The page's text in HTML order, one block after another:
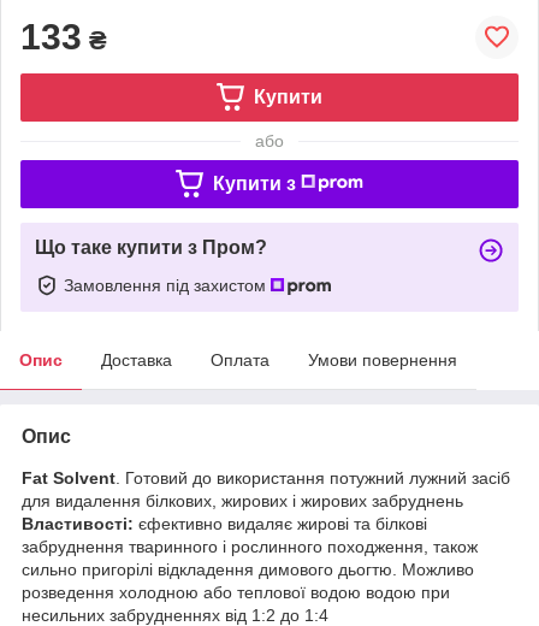
133 ₴
Купити
або
Купити з
Що таке купити з Пром?
Замовлення під захистом
Опис Доставка Оплата Умови повернення
Опис
Fat Solvent . Готовий до використання потужний лужний засіб
для видалення білкових, жирових і жирових забруднень
Властивості: єфективно видаляє жирові та білкові
забруднення тваринного і рослинного походження, також
сильно пригорілі відкладення димового дьогтю. Можливо
розведення холодною або теплової водою водою при
несильних забрудненнях від 1:2 до 1:4